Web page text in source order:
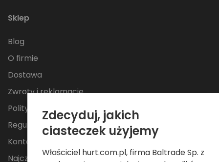
Sklep
Blog
O firmie
Dostawa
Zwroty i reklamacje
Polityka Prywatności
Regulamin
Kontakt
Najczęściej zadawane pytania
Zdecyduj, jakich
ciasteczek użyjemy
Właściciel hurt.com.pl, firma Baltrade Sp. z